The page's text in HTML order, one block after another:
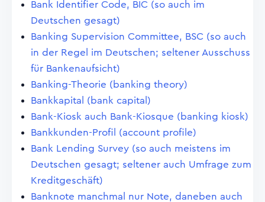
Bank Identifier Code, BIC (so auch im
Deutschen gesagt)
Banking Supervision Committee, BSC (so auch
in der Regel im Deutschen; seltener Ausschuss
für Bankenaufsicht)
Banking-Theorie (banking theory)
Bankkapital (bank capital)
Bank-Kiosk auch Bank-Kiosque (banking kiosk)
Bankkunden-Profil (account profile)
Bank Lending Survey (so auch meistens im
Deutschen gesagt; seltener auch Umfrage zum
Kreditgeschäft)
Banknote manchmal nur Note, daneben auch